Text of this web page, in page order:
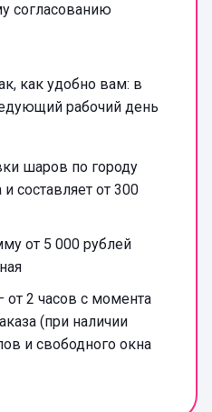
согласованию
как удобно вам: в
рабочий день
шаров по городу
составляет от 300
от 5 000 рублей
2 часов с момента
(при наличии
и свободного окна